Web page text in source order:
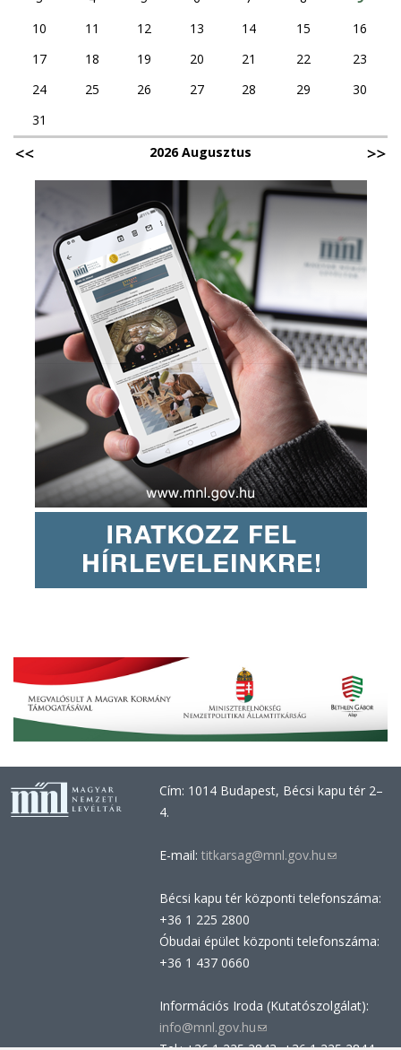
10
11 12 13 14 15
16
17
18 19 20 21 22
23
24
25 26 27 28 29
30
31
2026 Augusztus
Cím: 1014 Budapest, Bécsi kapu tér 2–
4.
E-mail: titkarsag@mnl.gov.hu(link
e-
Bécsi kapu tér központi telefonszáma:
+36 1 225 2800
Óbudai épület központi telefonszáma:
+36 1 437 0660
Információs Iroda (Kutatószolgálat):
info@mnl.gov.hu(link